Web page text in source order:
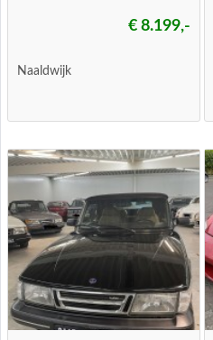
€ 8.199,-
Naaldwijk